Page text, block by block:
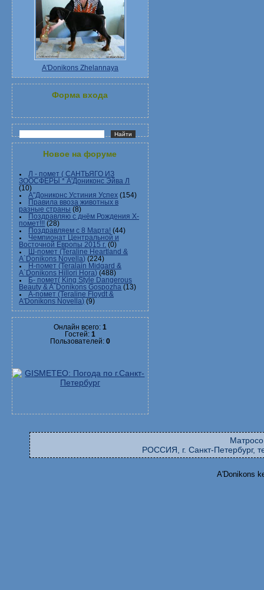
A'Donikons Zhelannaya
Форма входа
Новое на форуме
Л - помет ( САНТЬЯГО ИЗ
ЗООСФЕРЫ * А'Дониконс Эйва Л
(10)
А"Дониконс Устиния Успех (154)
Правила ввоза животных в
разные страны (8)
Поздравляю с днём Рождения Х-
помет!!! (28)
Поздравляем с 8 Марта! (44)
Чемпионат Центральной и
Восточной Европы 2015 г. (0)
Ш-помет (Teraline Heartland &
A`Donikons Novella) (224)
Н-помет (Teralain Midgard &
A`Donikons Hillori Hora) (488)
Б- помет( King Style Dangerous
Beauty & A`Donikons Gospozha (13)
А-помет (Teraline Floydt &
A'Donikons Novella) (9)
Онлайн всего: 1
Гостей: 1
Пользователей: 0
РОССИЯ, г. Санкт-Петербург,
A'Donikons